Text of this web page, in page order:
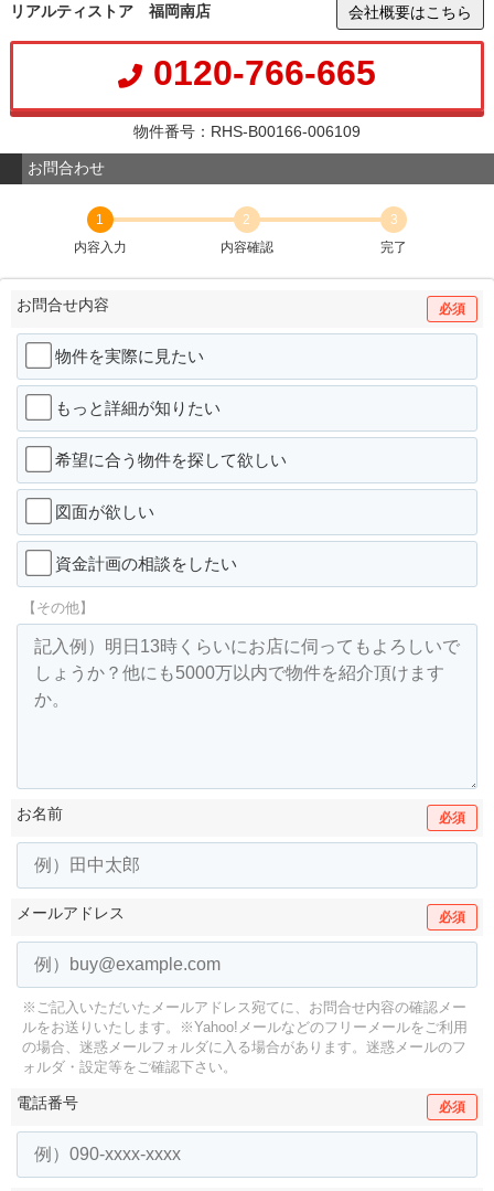
リアルティストア 福岡南店 会社概要はこちら
0120-766-665
物件番号：RHS-B00166-006109
お問合わせ
1
内容入力
2
内容確認
3
完了
お問合せ内容 必須
物件を実際に見たい
もっと詳細が知りたい
希望に合う物件を探して欲しい
図面が欲しい
資金計画の相談をしたい
【その他】
お名前 必須
メールアドレス 必須
※ご記入いただいたメールアドレス宛てに、お問合せ内容の確認メー
ルをお送りいたします。
※Yahoo!メールなどのフリーメールをご利用
の場合、迷惑メールフォルダに入る場合があります。 迷惑メールのフ
ォルダ・設定等をご確認下さい。
電話番号 必須